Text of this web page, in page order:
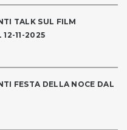
TALK SUL FILM
12-11-2025
FESTA DELLA NOCE DAL